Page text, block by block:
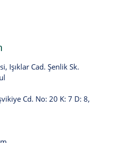
Işıklar Cad. Şenlik Sk.
Cd. No: 20 K: 7 D: 8,